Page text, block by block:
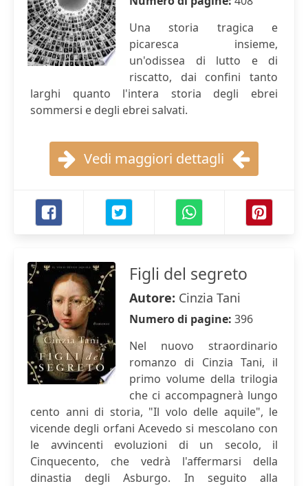
Una storia tragica e
picaresca insieme,
un'odissea di lutto e di
riscatto, dai confini tanto
larghi quanto l'intera storia degli ebrei
sommersi e degli ebrei salvati.
Vedi maggiori dettagli
Figli del segreto
Autore: Cinzia Tani
Numero di pagine: 396
Nel nuovo straordinario
romanzo di Cinzia Tani, il
primo volume della trilogia
che ci accompagnerà lungo
cento anni di storia, "Il volo delle aquile", le
vicende degli orfani Acevedo si mescolano con
le avvincenti evoluzioni di un secolo, il
Cinquecento, che vedrà l'affermarsi della
dinastia degli Asburgo. In seguito alla